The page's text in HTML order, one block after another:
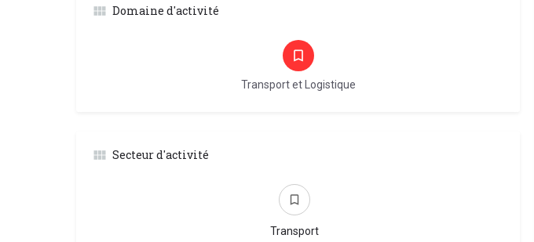
Domaine d'activité
Transport et Logistique
Secteur d'activité
Transport